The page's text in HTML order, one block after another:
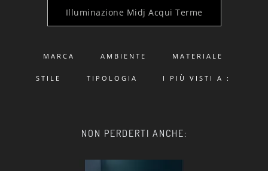
Illuminazione Midj Acqui Terme
MARCA AMBIENTE MATERIALE
STILE TIPOLOGIA I PIÙ VISTI A :
NON PERDERTI ANCHE: